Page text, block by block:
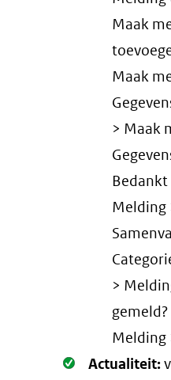
Maak
Maak
> Maak
Melding
>
Melding
Oké.
Actualiteit: